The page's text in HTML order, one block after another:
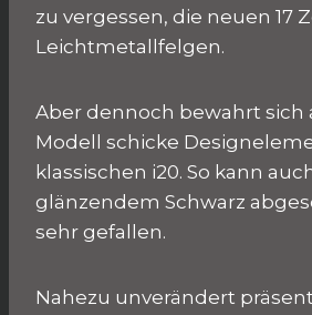
zu vergessen, die neuen 17
Leichtmetallfelgen.
Aber dennoch bewahrt sich
Modell schicke
klassischen i20. So kann
glänzendem Schwarz
sehr gefallen.
Nahezu unverändert